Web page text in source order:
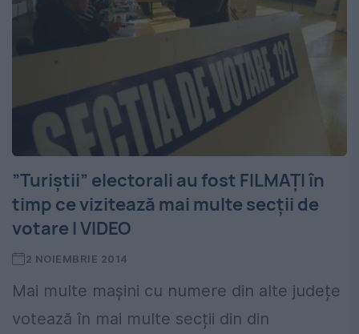
”Turiștii” electorali au fost FILMAȚI în
timp ce vizitează mai multe secții de
votare I VIDEO
2 NOIEMBRIE 2014
Mai multe mașini cu numere din alte județe
votează în mai multe secții din din